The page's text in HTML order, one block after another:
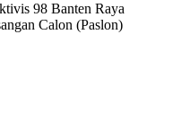
98 Banten Raya
Calon (Paslon)